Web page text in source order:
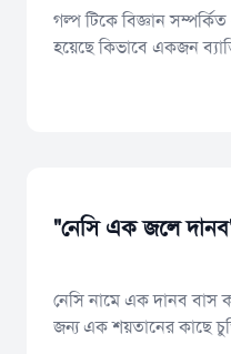
গল্প টিকে বিজ্ঞান
হয়েছে কিভাবে একজন
"নেসি এক জলে
নেসি নামে এক দানব বাস
জন্য এক শয়তানের কাছে